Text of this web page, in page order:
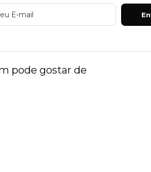
pode gostar de